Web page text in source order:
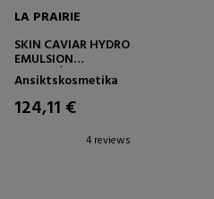
LA PRAIRIE
SKIN CAVIAR HYDRO
EMULSION
EMULSIÓN REAFIRMANTE
Ansiktskosmetika
124,11 €
4 reviews